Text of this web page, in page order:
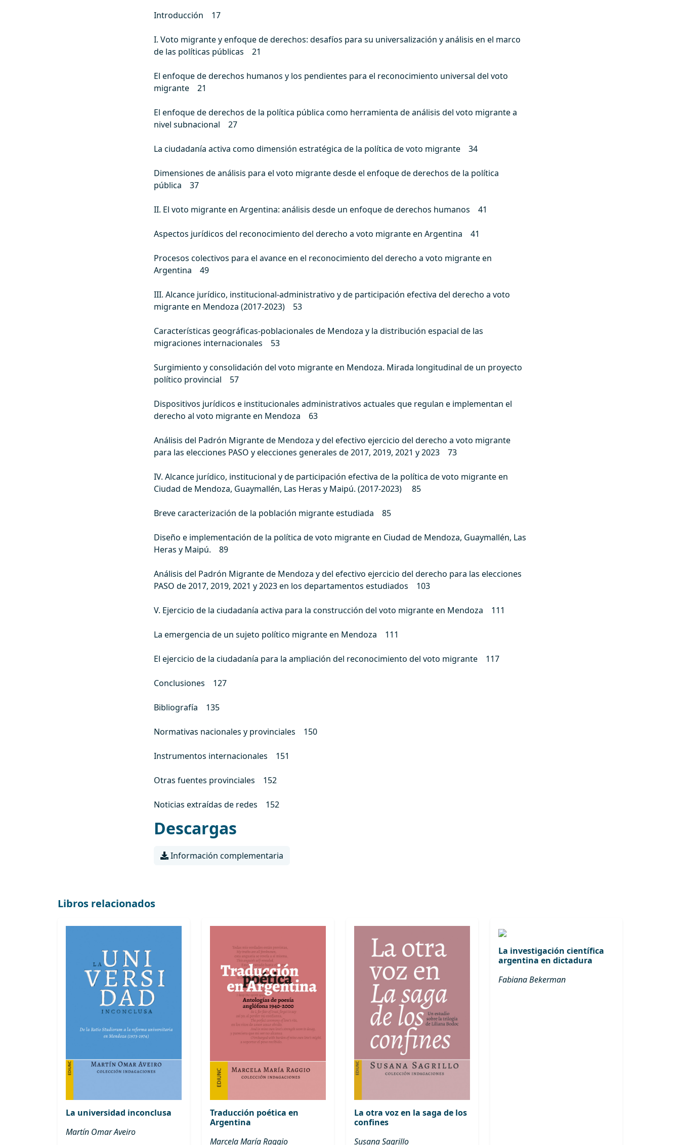
Introducción 17
I. Voto migrante y enfoque de derechos: desafíos para su universalización y análisis en el marco
de las políticas públicas 21
El enfoque de derechos humanos y los pendientes para el reconocimiento universal del voto
migrante 21
El enfoque de derechos de la política pública como herramienta de análisis del voto migrante a
nivel subnacional 27
La ciudadanía activa como dimensión estratégica de la política de voto migrante 34
Dimensiones de análisis para el voto migrante desde el enfoque de derechos de la política
pública 37
II. El voto migrante en Argentina: análisis desde un enfoque de derechos humanos 41
Aspectos jurídicos del reconocimiento del derecho a voto migrante en Argentina 41
Procesos colectivos para el avance en el reconocimiento del derecho a voto migrante en
Argentina 49
III. Alcance jurídico, institucional-administrativo y de participación efectiva del derecho a voto
migrante en Mendoza (2017-2023) 53
Características geográficas-poblacionales de Mendoza y la distribución espacial de las
migraciones internacionales 53
Surgimiento y consolidación del voto migrante en Mendoza. Mirada longitudinal de un proyecto
político provincial 57
Dispositivos jurídicos e institucionales administrativos actuales que regulan e implementan el
derecho al voto migrante en Mendoza 63
Análisis del Padrón Migrante de Mendoza y del efectivo ejercicio del derecho a voto migrante
para las elecciones PASO y elecciones generales de 2017, 2019, 2021 y 2023 73
IV. Alcance jurídico, institucional y de participación efectiva de la política de voto migrante en
Ciudad de Mendoza, Guaymallén, Las Heras y Maipú. (2017-2023) 85
Breve caracterización de la población migrante estudiada 85
Diseño e implementación de la política de voto migrante en Ciudad de Mendoza, Guaymallén, Las
Heras y Maipú. 89
Análisis del Padrón Migrante de Mendoza y del efectivo ejercicio del derecho para las elecciones
PASO de 2017, 2019, 2021 y 2023 en los departamentos estudiados 103
V. Ejercicio de la ciudadanía activa para la construcción del voto migrante en Mendoza 111
La emergencia de un sujeto político migrante en Mendoza 111
El ejercicio de la ciudadanía para la ampliación del reconocimiento del voto migrante 117
Conclusiones 127
Bibliografía 135
Normativas nacionales y provinciales 150
Instrumentos internacionales 151
Otras fuentes provinciales 152
Noticias extraídas de redes 152
Descargas
Información complementaria
Libros relacionados
La universidad inconclusa
Martín Omar Aveiro
Traducción poética en
Argentina
Marcela María Raggio
La otra voz en la saga de los
confines
Susana Sagrillo
La investigación científica
argentina en dictadura
Fabiana Bekerman